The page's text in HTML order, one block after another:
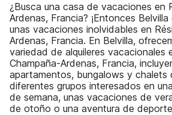
¿Busca una casa de vacaciones en
Ardenas, Francia? ¡Entonces
unas vacaciones inolvidables en
Ardenas, Francia. En Belvilla,
variedad de alquileres vacacionales
Champaña-Ardenas, Francia,
apartamentos, bungalows y chalets
diferentes grupos interesados en
de semana, unas vacaciones de
de otoño o una aventura de